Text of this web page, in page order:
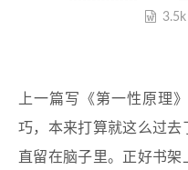
3.5k
上一篇写《第一性原理
巧，本来打算就这么过
直留在脑子里。正好书